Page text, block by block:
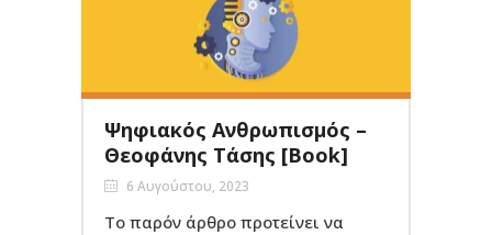
Ψηφιακός Ανθρωπισμός –
Θεοφάνης Τάσης [Book]
6 Αυγούστου, 2023
Το παρόν άρθρο προτείνει να